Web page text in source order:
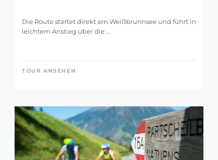
Die Route startet direkt am Weißbrunnsee und führt in
leichtem Anstieg über die ...
TOUR ANSEHEN